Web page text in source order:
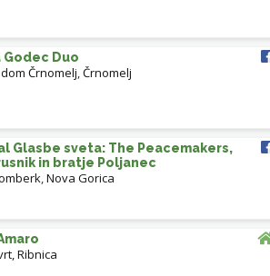
Godec Duo
Črnomelj,Črnomelj
Glasbe sveta: The Peacemakers,
in bratje Poljanec
,Nova Gorica
Ribnica